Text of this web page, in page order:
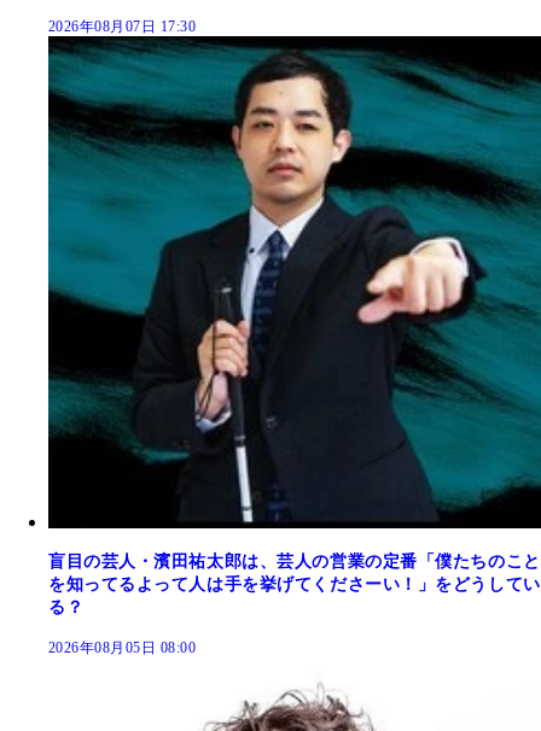
2026年08月07日 17:30
盲目の芸人・濱田祐太郎は、芸人の営業の定番「僕たちのこと
を知ってるよって人は手を挙げてくださーい！」をどうしてい
る？
2026年08月05日 08:00